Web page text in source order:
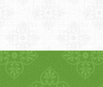
2 4